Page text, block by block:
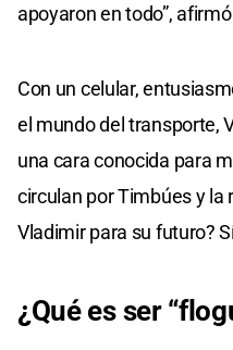
apoyaron en todo”,
Con un celular,
el mundo del transporte,
una cara conocida para
circulan por Timbúes y la
Vladimir para su futuro?
¿Qué es ser